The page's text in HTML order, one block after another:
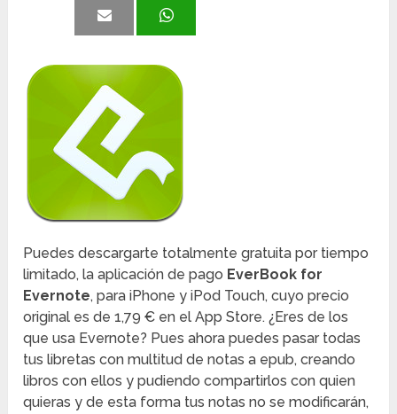
Puedes descargarte totalmente gratuita por tiempo
limitado, la aplicación de pago EverBook for
Evernote, para iPhone y iPod Touch, cuyo precio
original es de 1,79 € en el App Store. ¿Eres de los
que usa Evernote? Pues ahora puedes pasar todas
tus libretas con multitud de notas a epub, creando
libros con ellos y pudiendo compartirlos con quien
quieras y de esta forma tus notas no se modificarán,